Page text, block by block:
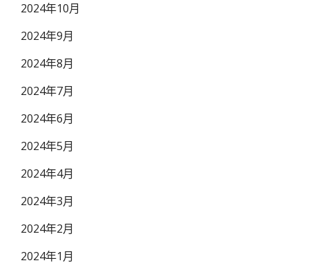
2024年10月
2024年9月
2024年8月
2024年7月
2024年6月
2024年5月
2024年4月
2024年3月
2024年2月
2024年1月